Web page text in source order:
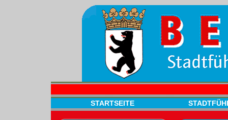
STARTSEITE